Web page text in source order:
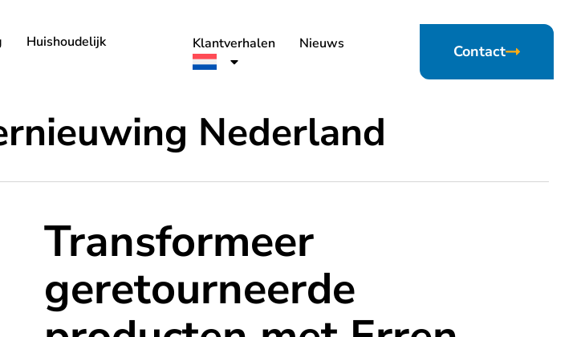
Huishoudelijk
Klantverhalen Nieuws Contact
Nederland
Transformeer
geretourneerde